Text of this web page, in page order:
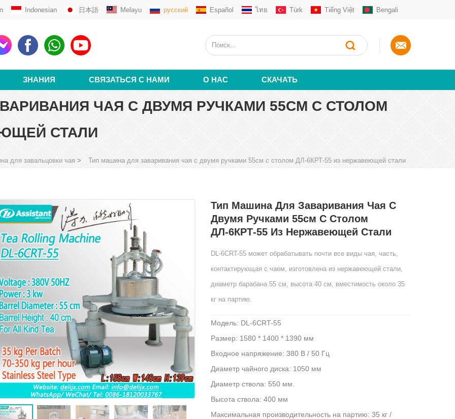
Indonesian 日本語 Melayu русский Español ไทย Türk Tiếng Việt Bengali
ЗНАНИЯ СВЯЗАТЬСЯ С НАМИ О НАС СКАЧАТЬ
ЧАЯ С ДВУМЯ РУЧКАМИ 55СМ С СТОЛОМ
СТАЛИ
для завальцовки чая > Тип машина для заваривания чая с двумя ручками 55см с столом ДЛ-6КРТ-55 из нержавеющей стали
Тип Машина Для Заваривания Чая С
Двумя Ручками 55см С Столом
ДЛ-6КРТ-55 Из Нержавеющей Стали
DL-6CRT-55 может обрабатывать почти все виды чая, часть,
контактирующая с чаем, изготовлена ​​из нержавеющей стали,
диаметр барабана 55 см, высота 40 см, вместимость около 35
кг на партию.
Модель: DL-6CRT-55
Размер: 1580 * 1400 * 1390 мм
Входное напряжение: 380 В / 50 Гц
Диаметр чайного диска: 1050 мм
Диаметр ствола: 550 мм.
Высота ствола: 400 мм
Максимальная производительность на партию: 35 кг /